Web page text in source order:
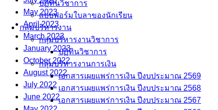
ปฏิทินวิชาการ
แบบฟอร์มใบลาของนักเรียน
กลุ่มบริหารงาน
กลุ่มบริหารงานวิชาการ
ปฏิทินวิชาการ
กลุ่มบริหารงานการเงิน
เอกสารเผยแพร่การเงิน ปีงบประมาณ 2569
เอกสารเผยแพร่การเงิน ปีงบประมาณ 2568
เอกสารเผยแพร่การเงิน ปีงบประมาณ 2567
May 2023
April 2023
March 2023
January 2023
October 2022
August 2022
July 2022
June 2022